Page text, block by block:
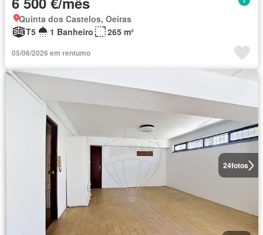
Quinta dos Castelos, Oeiras
T5
1 Banheiro 265 m²
05/06/2026 em rentumo
24fotos